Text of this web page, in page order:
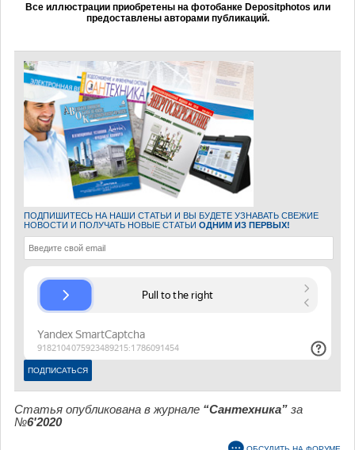
Все иллюстрации приобретены на фотобанке Depositphotos или
предоставлены авторами публикаций.
ПОДПИШИТЕСЬ НА НАШИ СТАТЬИ И ВЫ БУДЕТЕ УЗНАВАТЬ СВЕЖИЕ
НОВОСТИ И ПОЛУЧАТЬ НОВЫЕ СТАТЬИ ОДНИМ ИЗ ПЕРВЫХ!
Статья опубликована в журнале “Сантехника” за
№6'2020